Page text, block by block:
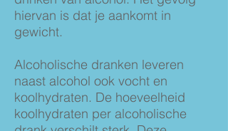
hiervan is dat je aankomt in
gewicht.
Alcoholische dranken leveren
naast alcohol ook vocht en
koolhydraten. De hoeveelheid
koolhydraten per alcoholische